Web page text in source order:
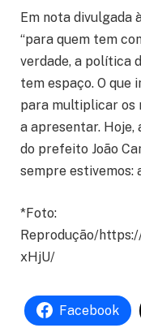
Em nota divulgada
“para quem tem
verdade, a política
tem espaço. O que
para multiplicar os
a apresentar. Hoje,
do prefeito João
sempre estivemos:
*Foto:
Reprodução/
xHjU/
Facebook